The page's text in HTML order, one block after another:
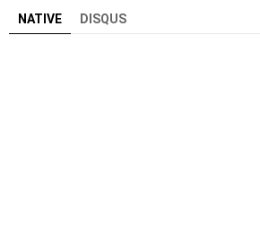
NATIVE DISQUS